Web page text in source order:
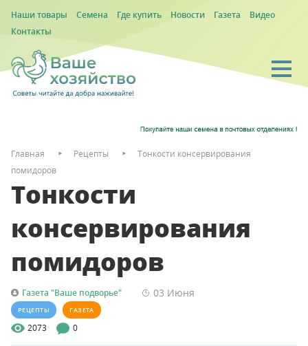
Наши товары Семена Где купить Новости Газета
Видео
Контакты
Главная Рецепты
Тонкости консервирования
помидоров
Тонкости
консервирования
помидоров
Газета "Ваше подворье" 03 Июня
РЕЦЕПТЫ ГАЗЕТА
2073 0